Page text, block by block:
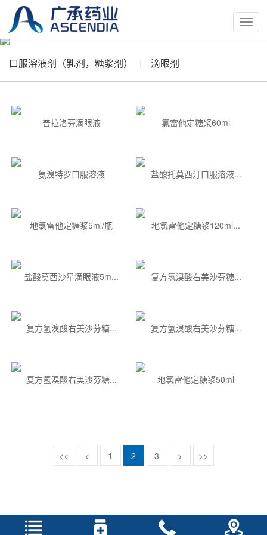
按
钮
口服溶液剂（乳剂，糖浆剂） 滴眼剂
普拉洛芬滴眼液 氯雷他定糖浆60ml
氨溴特罗口服溶液 盐酸托莫西汀口服溶液...
地氯雷他定糖浆5ml/瓶 地氯雷他定糖浆120ml...
盐酸莫西沙星滴眼液5m... 复方氢溴酸右美沙芬糖...
复方氢溴酸右美沙芬糖... 复方氢溴酸右美沙芬糖...
复方氢溴酸右美沙芬糖... 地氯雷他定糖浆50ml
<< < 1 2 3 > >>